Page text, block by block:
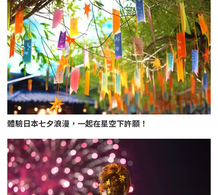
體驗日本七夕浪漫，一起在星空下許願！